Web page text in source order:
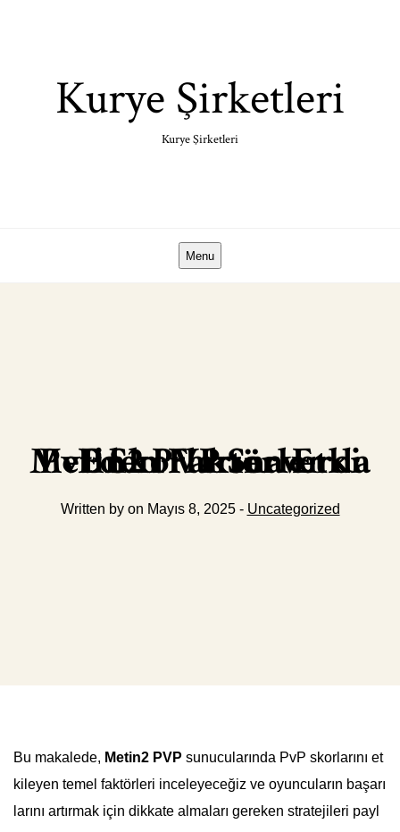
Kurye Şirketleri
Kurye Şirketleri
Menu
Metin2 PVP Serverda PvP Skorlarına Etki Eden Faktörler
Written by on Mayıs 8, 2025 - Uncategorized
Bu makalede, Metin2 PVP sunucularında PvP skorlarını et
kileyen temel faktörleri inceleyeceğiz ve oyuncuların başarı
larını artırmak için dikkate almaları gereken stratejileri payl